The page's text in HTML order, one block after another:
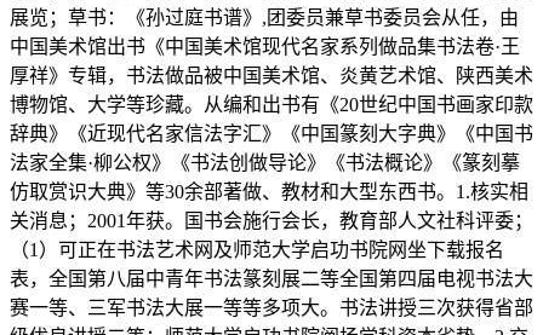
展览；草书：《孙过庭书谱》,团委员兼草书委员会从任，由
中国美术馆出书《中国美术馆现代名家系列做品集书法卷·王
厚祥》专辑，书法做品被中国美术馆、炎黄艺术馆、陕西美术
博物馆、大学等珍藏。从编和出书有《20世纪中国书画家印款
辞典》《近现代名家信法字汇》《中国篆刻大字典》《中国书
法家全集·柳公权》《书法创做导论》《书法概论》《篆刻摹
仿取赏识大典》等30余部著做、教材和大型东西书。1.核实相
关消息；2001年获。国书会施行会长，教育部人文社科评委；
（1）可正在书法艺术网及师范大学启功书院网坐下载报名
表，全国第八届中青年书法篆刻展二等全国第四届电视书法大
赛一等、三军书法大展一等等多项大。书法讲授三次获得省部